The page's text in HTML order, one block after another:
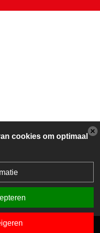
cookies om optimaal